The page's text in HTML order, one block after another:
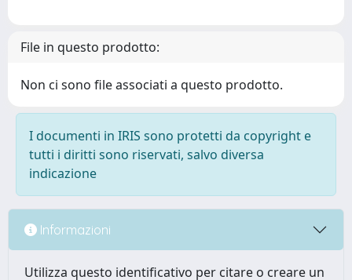
File in questo prodotto:
Non ci sono file associati a questo prodotto.
I documenti in IRIS sono protetti da copyright e
tutti i diritti sono riservati, salvo diversa
indicazione
Informazioni
Utilizza questo identificativo per citare o creare un